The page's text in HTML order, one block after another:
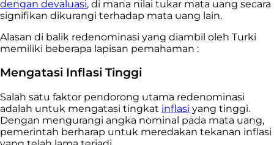
dengan devaluasi, di mana nilai tukar mata uang secara
signifikan dikurangi terhadap mata uang lain.
Alasan di balik redenominasi yang diambil oleh Turki
memiliki beberapa lapisan pemahaman :
Mengatasi Inflasi Tinggi
Salah satu faktor pendorong utama redenominasi
adalah untuk mengatasi tingkat inflasi yang tinggi.
Dengan mengurangi angka nominal pada mata uang,
pemerintah berharap untuk meredakan tekanan inflasi